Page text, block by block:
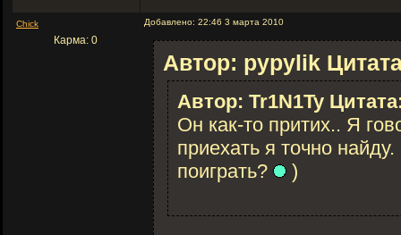
Chick
Карма: 0
Добавлено: 22:46 3 марта 2010
Автор: pypylik
Автор: Tr1N1Ty
Он как-то притих.. Я
приехать я точно
поиграть?
)